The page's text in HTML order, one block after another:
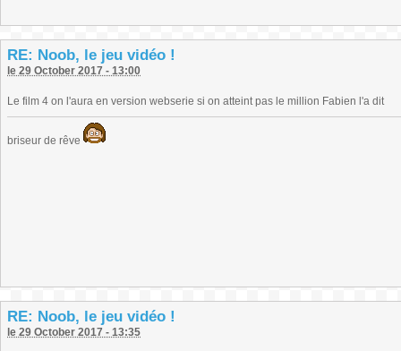
RE: Noob, le jeu vidéo !
le 29 October 2017 - 13:00
Le film 4 on l'aura en version webserie si on atteint pas le million Fabien l'a dit
briseur de rêve
RE: Noob, le jeu vidéo !
le 29 October 2017 - 13:35